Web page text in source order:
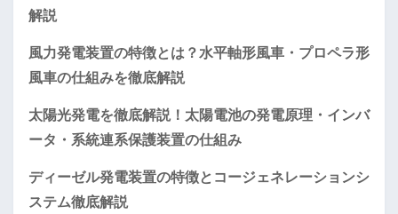
解説
風力発電装置の特徴とは？水平軸形風車・プロペラ形
風車の仕組みを徹底解説
太陽光発電を徹底解説！太陽電池の発電原理・インバ
ータ・系統連系保護装置の仕組み
ディーゼル発電装置の特徴とコージェネレーションシ
ステム徹底解説